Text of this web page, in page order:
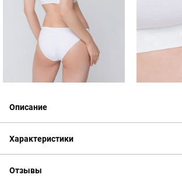
Описание
Согласно Постановлению Правительства РФ
55 (ред. от 23.12.2016) к Перечню
товаров надлежащего качества, не
обмену на аналогичный товар других
габарита, фасона, расцветки или
Характеристики
Отзывы